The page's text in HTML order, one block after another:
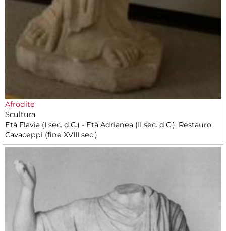
Afrodite
Scultura
Età Flavia (I sec. d.C.) - Età Adrianea (II sec. d.C.). Restauro
Cavaceppi (fine XVIII sec.)